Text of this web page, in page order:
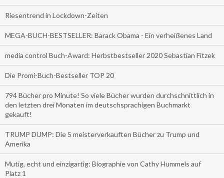
Riesentrend in Lockdown-Zeiten
MEGA-BUCH-BESTSELLER: Barack Obama - Ein verheißenes Land
media control Buch-Award: Herbstbestseller 2020 Sebastian Fitzek
Die Promi-Buch-Bestseller TOP 20
794 Bücher pro Minute! So viele Bücher wurden durchschnittlich in
den letzten drei Monaten im deutschsprachigen Buchmarkt
gekauft!
TRUMP DUMP: Die 5 meisterverkauften Bücher zu Trump und
Amerika
Mutig, echt und einzigartig: Biographie von Cathy Hummels auf
Platz 1